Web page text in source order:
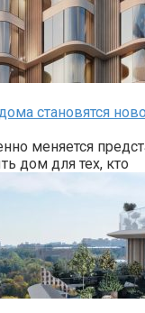
становятся
меняется
дом для тех, кто